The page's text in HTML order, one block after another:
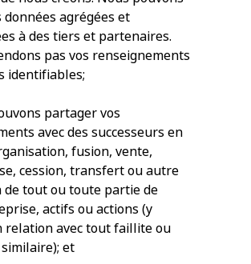
données agrégées et
à des tiers et partenaires.
pas vos renseignements
identifiables;
partager vos
avec des successeurs en
fusion, vente,
cession, transfert ou autre
de tout ou toute partie de
actifs ou actions (y
relation avec tout faillite ou
et